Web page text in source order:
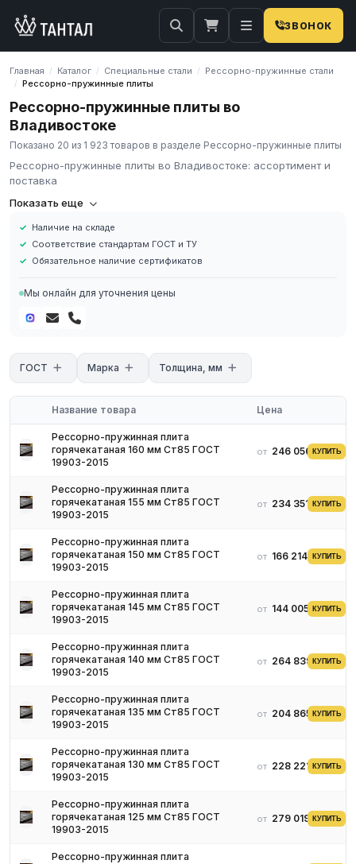
ЗВОНОК
Главная / Каталог / Специальные стали / Рессорно-пружинные стали
/ Рессорно-пружинные плиты
Рессорно-пружинные плиты во
Владивостоке
Показано 20 из 1 923 товаров в разделе Рессорно-пружинные плиты
Рессорно-пружинные плиты во Владивостоке: ассортимент и
поставка
Рессорно-пружинные плиты
толстолистовой металлопрокат с толщиной более 10 мм,
который выполнен из специальной рессорно-пружинной стали.
Основные характеристики
углеродистой, легированной стали с высокими показателями
упругости.
Полуфабрикат из такой стали устойчив к механическим
нагрузкам, деформации, истиранию, способный после
устранения нагрузки восстанавливать первоначальную
конфигурацию, возвращаться в исходное состояние.
Данный прокат отличается прямоугольной плоской формой,
прокаткой, а также марками исходного изготовительного
материала с различным процентным соотношением
легирующих веществ. Его главное отличие, в сравнении с
листами, – большая, внушительная толщина, вес.
Производство
Исходным материалом для плит служит рессорно-пружинная
Показать еще
Наличие на складе
Соответствие стандартам ГОСТ и ТУ
Обязательное наличие сертификатов
Мы онлайн для уточнения цены
ГОСТ Марка Толщина, мм
Название товара Цена
Рессорно-пружинная плита
горячекатаная 160 мм Ст85 ГОСТ
19903-2015
от 246 056 ₽КУПИТЬ
Рессорно-пружинная плита
горячекатаная 155 мм Ст85 ГОСТ
19903-2015
от 234 351 ₽КУПИТЬ
Рессорно-пружинная плита
горячекатаная 150 мм Ст85 ГОСТ
19903-2015
от 166 214 ₽КУПИТЬ
Рессорно-пружинная плита
горячекатаная 145 мм Ст85 ГОСТ
19903-2015
от 144 005 ₽КУПИТЬ
Рессорно-пружинная плита
горячекатаная 140 мм Ст85 ГОСТ
19903-2015
от 264 839 ₽КУПИТЬ
Рессорно-пружинная плита
горячекатаная 135 мм Ст85 ГОСТ
19903-2015
от 204 865 ₽КУПИТЬ
Рессорно-пружинная плита
горячекатаная 130 мм Ст85 ГОСТ
19903-2015
от 228 221 ₽КУПИТЬ
Рессорно-пружинная плита
горячекатаная 125 мм Ст85 ГОСТ
19903-2015
от 279 019 ₽КУПИТЬ
Рессорно-пружинная плита